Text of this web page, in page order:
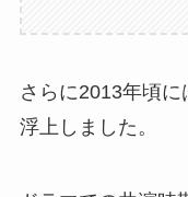
さらに2013年頃
浮上しました。